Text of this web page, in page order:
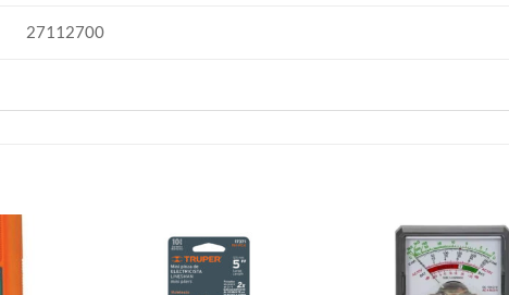
27112700